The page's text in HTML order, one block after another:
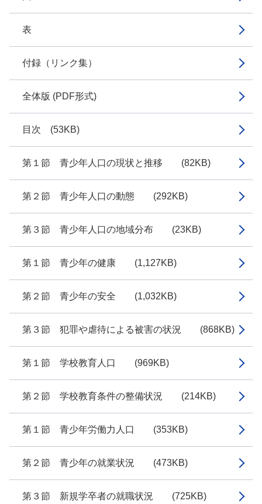
表
付録（リンク集）
全体版 (PDF形式)
目次 (53KB)
第１節 青少年人口の現状と推移 (82KB)
第２節 青少年人口の動態 (292KB)
第３節 青少年人口の地域分布 (23KB)
第１節 青少年の健康 (1,127KB)
第２節 青少年の安全 (1,032KB)
第３節 犯罪や虐待による被害の状況 (868KB)
第１節 学校教育人口 (969KB)
第２節 学校教育条件の整備状況 (214KB)
第１節 青少年労働力人口 (353KB)
第２節 青少年の就業状況 (473KB)
第３節 新規学卒者の就職状況 (725KB)